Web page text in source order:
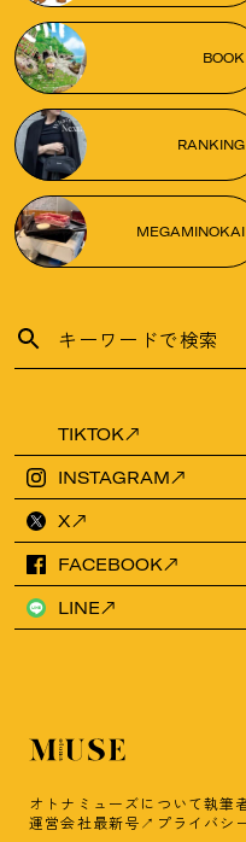
BOOK
RANKING
MEGAMINOKAI
TIKTOK
INSTAGRAM
X
FACEBOOK
LINE
オトナミューズについて執筆
運営会社最新号 プライバシ